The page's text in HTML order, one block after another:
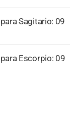
Sagitario: 09
Escorpio: 09